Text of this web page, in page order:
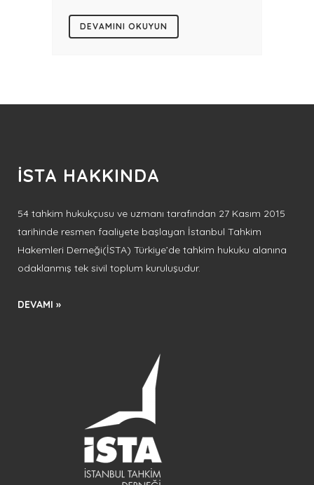
DEVAMINI OKUYUN
İSTA HAKKINDA
54 tahkim hukukçusu ve uzmanı tarafından 27 Kasım 2015
tarihinde resmen faaliyete başlayan İstanbul Tahkim
Hakemleri Derneği(İSTA) Türkiye’de tahkim hukuku alanına
odaklanmış tek sivil toplum kuruluşudur.
DEVAMI »